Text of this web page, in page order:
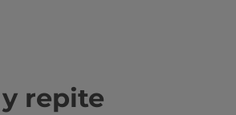
repite